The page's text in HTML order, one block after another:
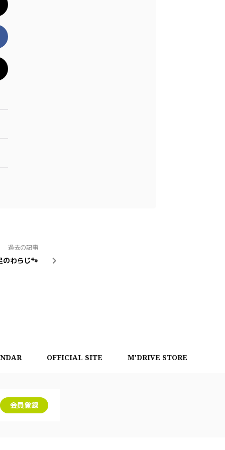
過去の記事
のわらじ🐾
OFFICIAL SITE M'DRIVE STORE
会員登録